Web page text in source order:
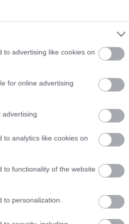
to advertising like cookies on
for online advertising
to analytics like cookies on
to functionality of the website
personalization.
12 13 3 4 5 16-26
12 6 1 3 8 15-32
12 0 0 0 12 9-86
znajdziesz kompleksowe zestawienie pozycji
przebieg rozgrywek.
i porażek oraz bilans bramkowy. Jeśli
Ci analizować formę poszczególnych
Dowiesz się też, w ilu spotkaniach